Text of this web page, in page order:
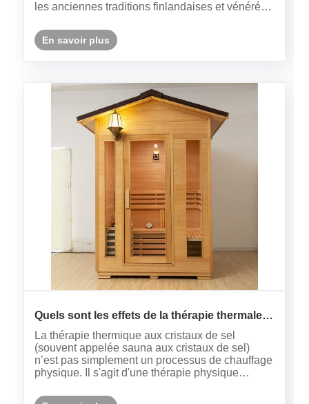
les anciennes traditions finlandaises et vénérés
l'esprit et à favoriser la santé de l'ensemble du
corps. Au ......
En savoir plus
Quels sont les effets de la thérapie thermale
aux cristaux de sel ?
La thérapie thermique aux cristaux de sel
(souvent appelée sauna aux cristaux de sel)
n’est pas simplement un processus de chauffage
physique. Il s'agit d'une thérapie physique
propriétés minérales du sel gemme de